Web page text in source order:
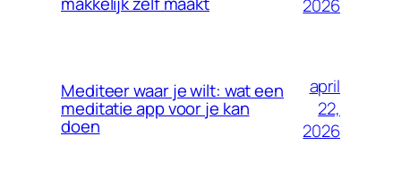
2026
Mediteer waar je wilt: wat een
meditatie app voor je kan
doen
april
22,
2026